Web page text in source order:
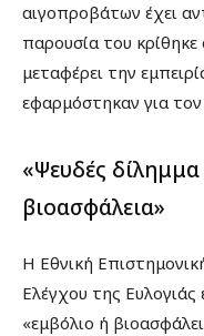
αιγοπροβάτων έχει
παρουσία του
μεταφέρει την
εφαρμόστηκαν για
«Ψευδές
βιοασφάλεια»
Η Εθνική
Ελέγχου της Ευλογιάς
«εμβόλιο ή